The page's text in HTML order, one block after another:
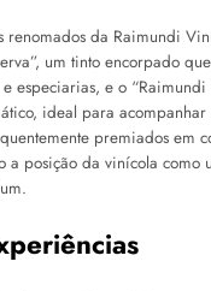
renomados da Raimundi
um tinto encorpado
especiarias, e o “Raimundi
ideal para acompanhar
premiados em
a posição da vinícola como